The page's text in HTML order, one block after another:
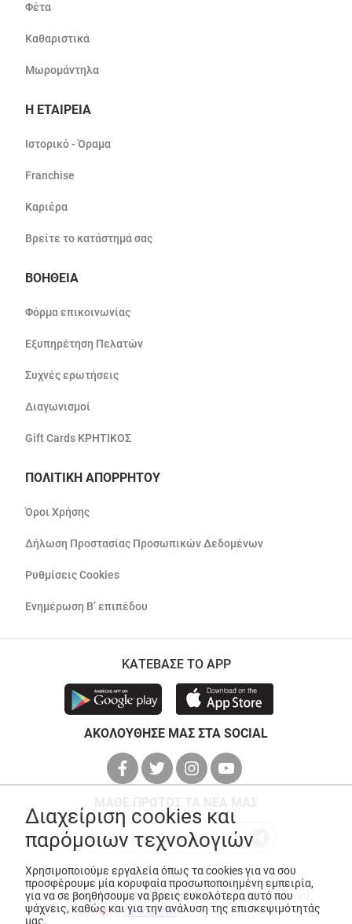
Φέτα
Καθαριστικά
Μωρομάντηλα
Η ΕΤΑΙΡΕΙΑ
Ιστορικό - Όραμα
Franchise
Καριέρα
Βρείτε το κατάστημά σας
ΒΟΗΘΕΙΑ
Φόρμα επικοινωνίας
Εξυπηρέτηση Πελατών
Συχνές ερωτήσεις
Διαγωνισμοί
Gift Cards ΚΡΗΤΙΚΟΣ
ΠΟΛΙΤΙΚΗ ΑΠΟΡΡΗΤΟΥ
Όροι Χρήσης
Δήλωση Προστασίας Προσωπικών Δεδομένων
Ρυθμίσεις Cookies
Ενημέρωση Β’ επιπέδου
ΚΑΤΕΒΑΣΕ ΤΟ APP
ΑΚΟΛΟΥΘΗΣΕ ΜΑΣ ΣΤΑ SOCIAL
© Copyright 2026ANEDIK Kritikos. All Rights Reserved
Made with
byDesquared
Διαχείριση cookies και
παρόμοιων τεχνολογιών
Χρησιμοποιούμε εργαλεία όπως τα cookies για να σου
προσφέρουμε μία κορυφαία προσωποποιημένη εμπειρία,
για να σε βοηθήσουμε να βρεις ευκολότερα αυτό που
ψάχνεις, καθώς και για την ανάλυση της επισκεψιμότητάς
μας.